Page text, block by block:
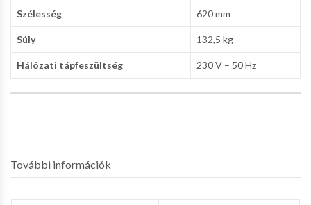
Szélesség 620 mm
Súly 132,5 kg
Hálózati tápfeszültség 230 V – 50 Hz
További információk